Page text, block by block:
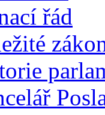
řád